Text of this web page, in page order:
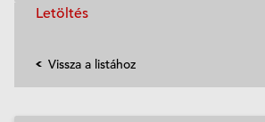
Letöltés
Vissza a listához